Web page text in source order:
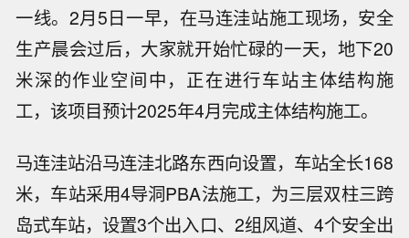
一线。2月5日一早，在马连洼站施工现场，安全
生产晨会过后，大家就开始忙碌的一天，地下20
米深的作业空间中，正在进行车站主体结构施
工，该项目预计2025年4月完成主体结构施工。
马连洼站沿马连洼北路东西向设置，车站全长168
米，车站采用4导洞PBA法施工，为三层双柱三跨
岛式车站，设置3个出入口、2组风道、4个安全出